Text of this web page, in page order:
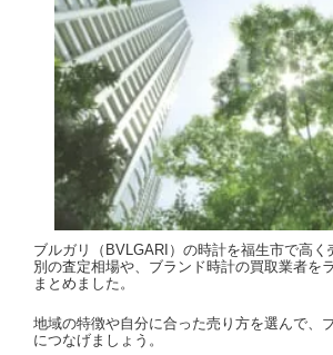
ブルガリ（BVLGARI）の時計を福生市で高
別の査定相場や、ブランド時計の買取業者を
まとめました。
地域の特徴や自分に合った売り方を選んで、
につなげましょう。